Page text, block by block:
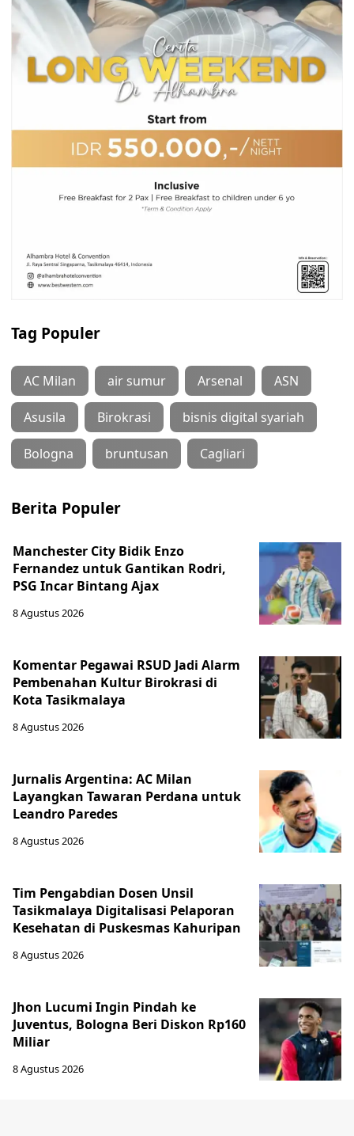
Tag Populer
AC Milan air sumur Arsenal ASN
Asusila Birokrasi bisnis digital syariah
Bologna bruntusan Cagliari
Berita Populer
Manchester City Bidik Enzo
Fernandez untuk Gantikan Rodri,
PSG Incar Bintang Ajax
8 Agustus 2026
Komentar Pegawai RSUD Jadi Alarm
Pembenahan Kultur Birokrasi di
Kota Tasikmalaya
8 Agustus 2026
Jurnalis Argentina: AC Milan
Layangkan Tawaran Perdana untuk
Leandro Paredes
8 Agustus 2026
Tim Pengabdian Dosen Unsil
Tasikmalaya Digitalisasi Pelaporan
Kesehatan di Puskesmas Kahuripan
8 Agustus 2026
Jhon Lucumi Ingin Pindah ke
Juventus, Bologna Beri Diskon Rp160
Miliar
8 Agustus 2026